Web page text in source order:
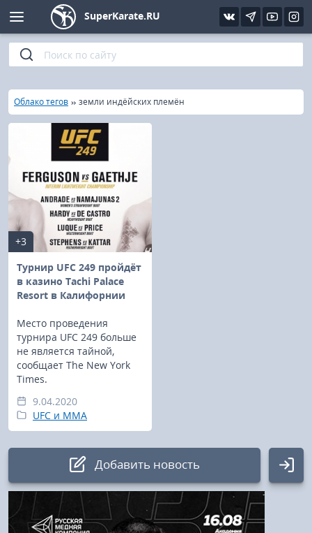
SuperKarate.RU
Главная
»
Облако тегов » земли индёйских племён
+3
Турнир UFC 249 пройдёт
в казино Tachi Palace
Resort в Калифорнии
Место проведения
турнира UFC 249 больше
не является тайной,
сообщает The New York
Times.
9.04.2020
UFC и MMA
Добавить новость
Авторизация
Киокушинкай
Кёкусин (IFK)
Шинкиокушинкай
Кекусин-кан
Кикбоксинг и K-1
Бокс
UFC и MMA
Муай тай
Фото
Видео
Интервью
Статьи
Уроки каратэ
Файлы
Библиотека